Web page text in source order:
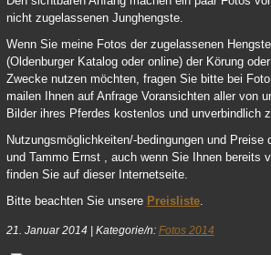
nicht zugelassenen Junghengste.
Wenn Sie meine Fotos der zugelassenen
(Oldenburger Katalog oder online) der Körung
Zwecke nutzen möchten, fragen Sie bitte bei
mailen Ihnen auf Anfrage Voransichten aller von
Bilder ihres Pferdes kostenlos und unverbindlich
Nutzungsmöglichkeiten/-bedingungen und Preise
und Tammo Ernst , auch wenn Sie Ihnen bereits
finden Sie auf dieser Internetseite.
Bitte beachten Sie unsere Preisliste.
21. Januar 2014 Kategorie/n: Fotos 2014